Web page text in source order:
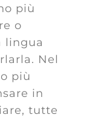
più
o
lingua
Nel
più
in
tutte